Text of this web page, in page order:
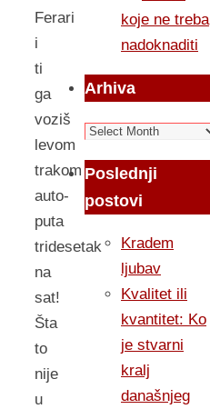
Ferari
i
ti
ga
voziš
levom
trakom
auto-
puta
tridesetak
na
sat!
Šta
to
nije
u
koje ne treba
nadoknaditi
Arhiva
Arhiva
Poslednji
postovi
Kradem
ljubav
Kvalitet ili
kvantitet: Ko
je stvarni
kralj
današnjeg